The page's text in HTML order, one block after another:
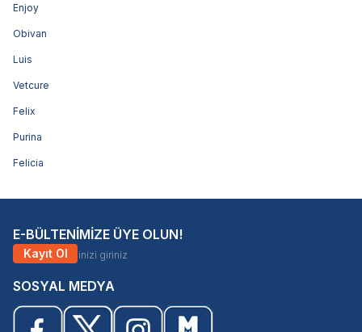
Enjoy
Obivan
Luis
Vetcure
Felix
Purina
Felicia
E-BÜLTENİMİZE ÜYE OLUN!
Kayıt Ol
SOSYAL MEDYA